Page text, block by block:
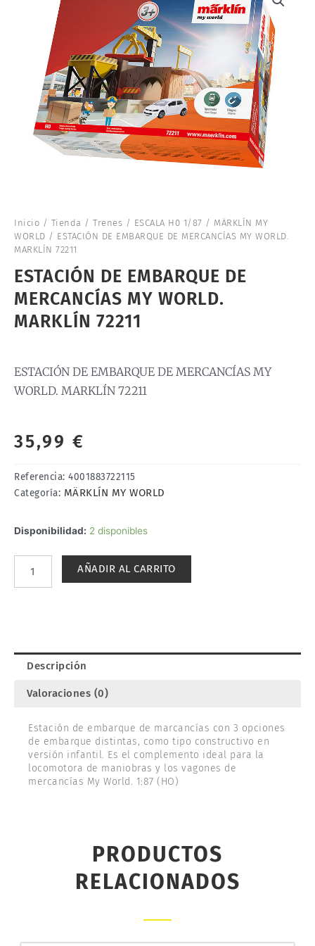
Inicio / Tienda / Trenes / ESCALA H0 1/87 / MÄRKLÍN MY
WORLD / ESTACIÓN DE EMBARQUE DE MERCANCÍAS MY WORLD.
MARKLÍN 72211
ESTACIÓN DE EMBARQUE DE
MERCANCÍAS MY WORLD.
MARKLÍN 72211
ESTACIÓN DE EMBARQUE DE MERCANCÍAS MY
WORLD. MARKLÍN 72211
35,99 €
Referencia: 4001883722115
Categoría: MÄRKLÍN MY WORLD
Disponibilidad: 2 disponibles
ESTACIÓN
72211
cantidad
AÑADIR AL CARRITO
Descripción
Valoraciones (0)
Estación de embarque de marcancías con 3 opciones
de embarque distintas, como tipo constructivo en
versión infantil. Es el complemento ideal para la
locomotora de maniobras y los vagones de
mercancías My World. 1:87 (HO)
PRODUCTOS
RELACIONADOS